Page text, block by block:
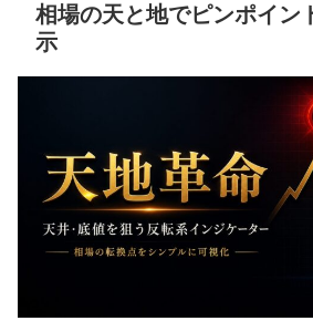
相場の天と地でピンポイン
示